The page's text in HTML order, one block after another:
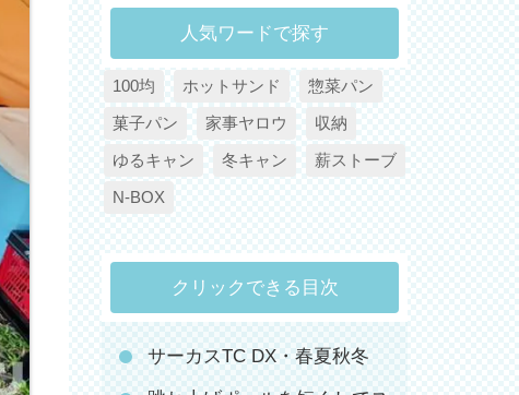
人気ワードで探す
100均 ホットサンド
惣菜パン
菓子パン
家事ヤロウ
収納
ゆるキャン
冬キャン
薪ストーブ
N-BOX
クリックできる目次
サーカスTC DX・春夏秋冬